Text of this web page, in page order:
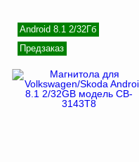
Android 8.1 2/32Гб
Предзаказ